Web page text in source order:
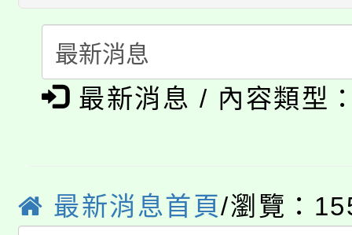
程，歡迎學生輔導中心
心理、諮商輔導、社會
系所師生報名參加。
縣市「校園短影音徵選
門員」簡章及活動海報
踴躍報名參加。
桃園市115學年度學生
要點
「桃園市補助參觀特色
展演活動實施計畫」
淨零綠領人才培育課程
車」活動
桃園市115學年度學生
最新消息 / 內容類型
最新消息首頁/瀏覽：